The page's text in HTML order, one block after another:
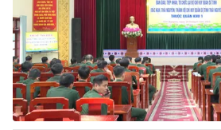
Thị trường 24h Tấm
VTV4 Vươn
VTV9 VTV8